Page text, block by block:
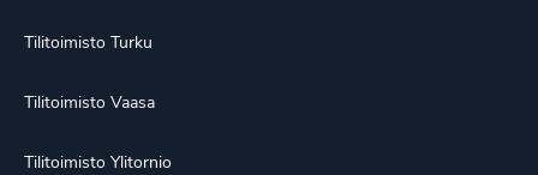
Tilitoimisto Turku
Tilitoimisto Vaasa
Tilitoimisto Ylitornio